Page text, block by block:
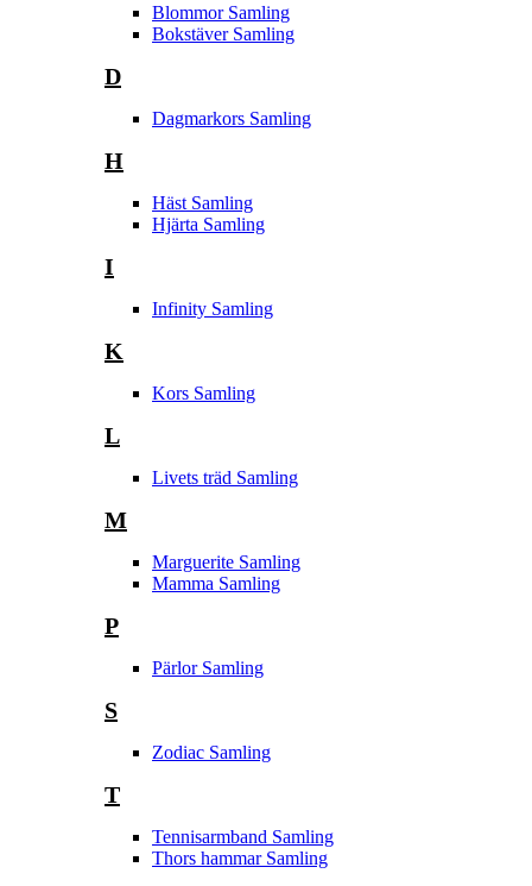
Blommor Samling
Bokstäver Samling
D
Dagmarkors Samling
H
Häst Samling
Hjärta Samling
I
Infinity Samling
K
Kors Samling
L
Livets träd Samling
M
Marguerite Samling
Mamma Samling
P
Pärlor Samling
S
Zodiac Samling
T
Tennisarmband Samling
Thors hammar Samling